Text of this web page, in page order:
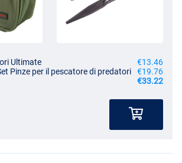
Ultimate
€13.46
Pinze per il pescatore di predatori
€19.76
€33.22